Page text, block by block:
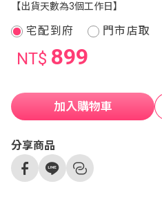
【出貨天數為3個工作日】
宅配到府 門市店取
NT$ 899
加入購物車
分享商品